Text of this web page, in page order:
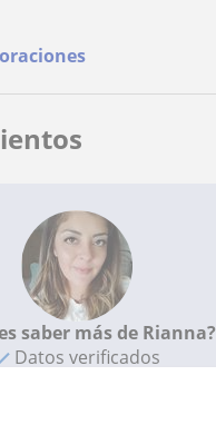
saber más de Rianna?
Datos verificados